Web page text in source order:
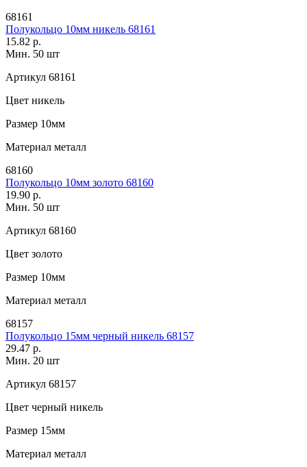
68161
Полукольцо 10мм никель 68161
15.82 р.
Мин. 50 шт
Артикул 68161
Цвет никель
Размер 10мм
Материал металл
68160
Полукольцо 10мм золото 68160
19.90 р.
Мин. 50 шт
Артикул 68160
Цвет золото
Размер 10мм
Материал металл
68157
Полукольцо 15мм черный никель 68157
29.47 р.
Мин. 20 шт
Артикул 68157
Цвет черный никель
Размер 15мм
Материал металл